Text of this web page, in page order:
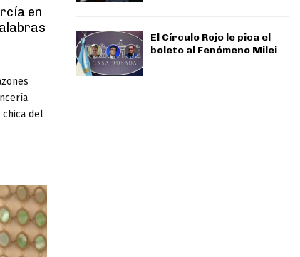
en
chica del
El Círculo Rojo le pica el
boleto al Fenómeno Milei